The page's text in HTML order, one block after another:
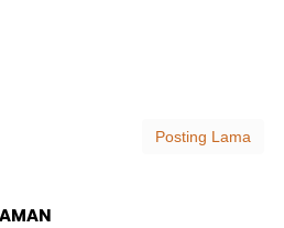
Posting Lama